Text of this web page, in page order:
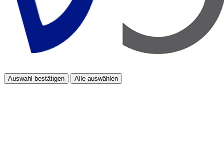
Auswahl bestätigen Alle auswählen